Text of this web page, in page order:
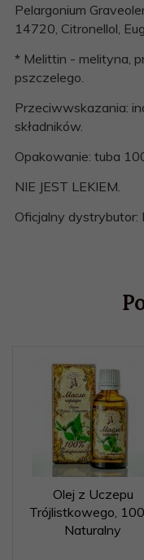
Pelargonium
14720, Citronellol,
* Melittin - melityna,
pszczelego.
Przeciwwskazania:
składników.
Opakowanie: tuba
NIE JEST LEKIEM.
Oficjalny dystrybutor:
Olej z Uczepu
Trójlistkowego,
Naturalny